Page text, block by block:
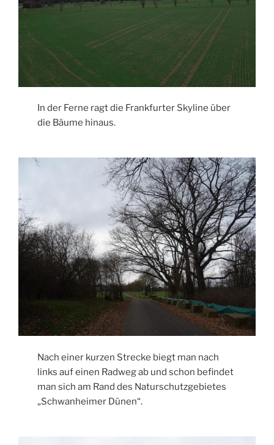
In der Ferne ragt die Frankfurter Skyline über
die Bäume hinaus.
Nach einer kurzen Strecke biegt man nach
links auf einen Radweg ab und schon befindet
man sich am Rand des Naturschutzgebietes
„Schwanheimer Dünen“.